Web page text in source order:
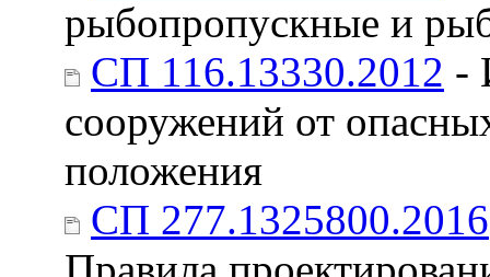
рыбопропускные и
СП 116.13330.2012 -
сооружений от
положения
СП 277.1325800.2016